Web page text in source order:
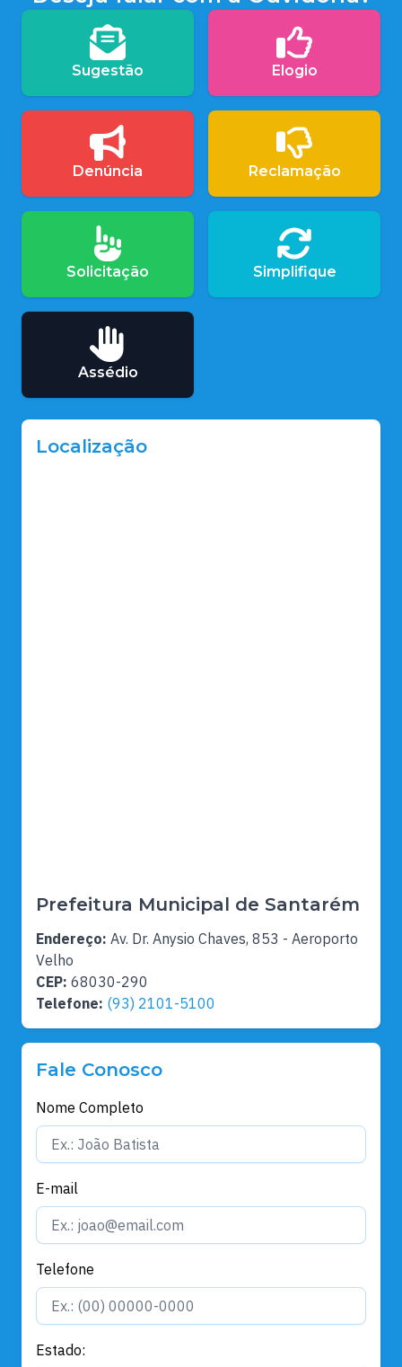
Sugestão Elogio
Denúncia Reclamação
Solicitação Simplifique
Assédio
Localização
Prefeitura Municipal de Santarém
Endereço: Av. Dr. Anysio Chaves, 853 - Aeroporto
Velho
CEP: 68030-290
Telefone: (93) 2101-5100
Fale Conosco
Nome Completo
E-mail
Telefone
Estado: